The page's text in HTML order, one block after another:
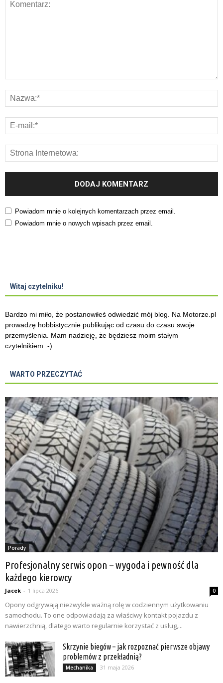
Powiadom mnie o kolejnych komentarzach przez email.
Powiadom mnie o nowych wpisach przez email.
Witaj czytelniku!
Bardzo mi miło, że postanowiłeś odwiedzić mój blog. Na Motorze.pl
prowadzę hobbistycznie publikując od czasu do czasu swoje
przemyślenia. Mam nadzieję, że będziesz moim stałym
czytelnikiem :-)
WARTO PRZECZYTAĆ
Porady
Profesjonalny serwis opon – wygoda i pewność dla
każdego kierowcy
Jacek - 1 lipca 2026 0
Opony odgrywają niezwykle ważną rolę w codziennym użytkowaniu
samochodu. To one odpowiadają za właściwy kontakt pojazdu z
nawierzchnią, dlatego warto regularnie korzystać z usług,...
Skrzynie biegów – jak rozpoznać pierwsze objawy
problemów z przekładnią?
Mechanika 31 maja 2026